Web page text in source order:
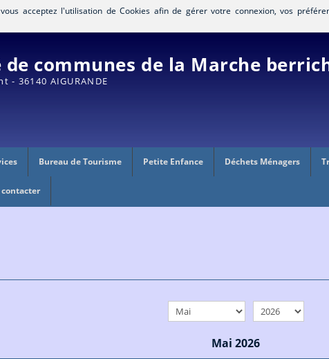
acceptez l'utilisation de Cookies afin de gérer votre connexion, vos
communes de la Marche
- 36140 AIGURANDE
Bureau de Tourisme Petite Enfance Déchets Ménagers
contacter
mois année
Mai 2026